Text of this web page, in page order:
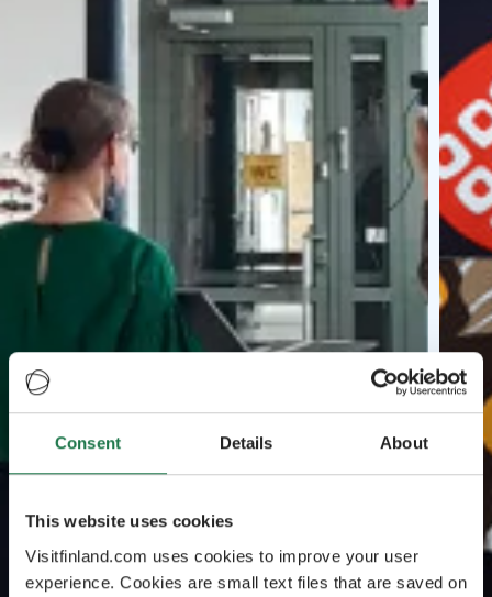
Consent Details About
This website uses cookies
Visitfinland.com uses cookies to improve your user
experience. Cookies are small text files that are saved on